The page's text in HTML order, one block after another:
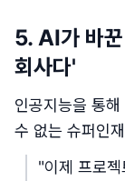
5. AI가 바꾼
회사다'
인공지능을 통
수 없는 슈퍼인
"이제 프로